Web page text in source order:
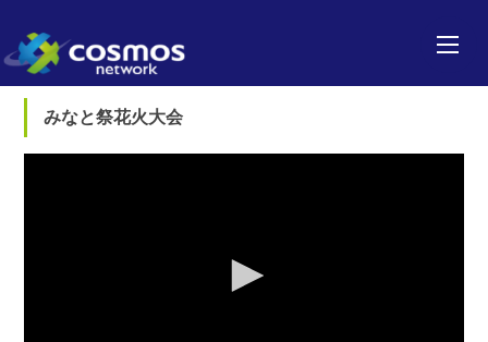
みなと祭花火大会